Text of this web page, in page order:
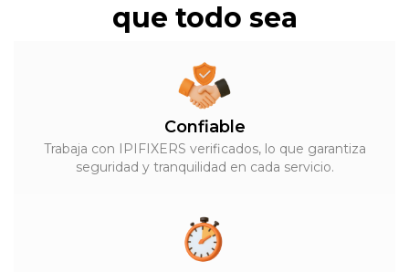
que todo sea
Confiable
Trabaja con IPIFIXERS verificados, lo que garantiza
seguridad y tranquilidad en cada servicio.